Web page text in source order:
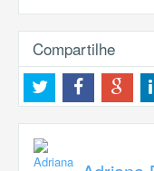
Compartilhe